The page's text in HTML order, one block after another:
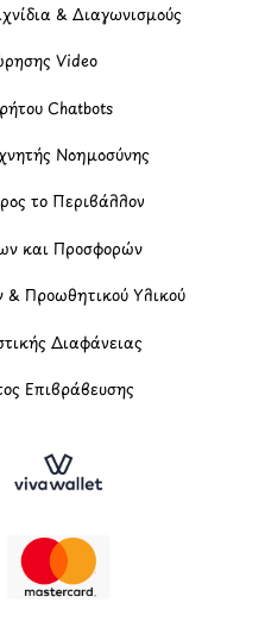
& Διαγωνισμούς
Video
Chatbots
Νοημοσύνης
το Περιβάλλον
και Προσφορών
Προωθητικού Υλικού
Διαφάνειας
Επιβράβευσης